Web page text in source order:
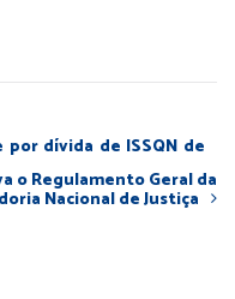
dívida de ISSQN de
o Regulamento Geral da
Nacional de Justiça